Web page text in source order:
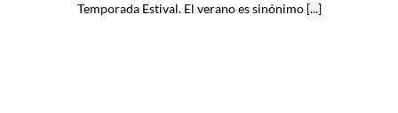
Temporada Estival. El verano es sinónimo [...]